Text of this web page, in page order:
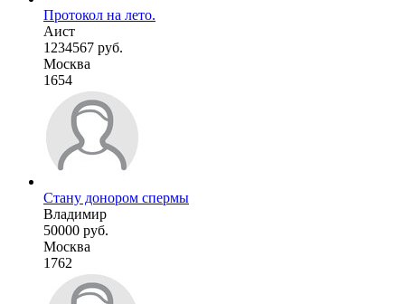
Протокол на лето.
Аист
1234567 руб.
Москва
1654
Стану донором спермы
Владимир
50000 руб.
Москва
1762